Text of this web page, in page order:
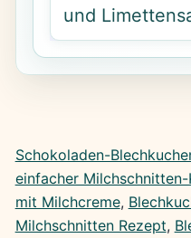
und
Schokoladen-
einfacher Milchschnitten-
mit Milchcreme,
Milchschnitten Rezept,